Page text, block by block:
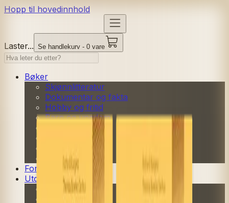
Hopp til hovedinnhold
Laster... Se handlekurv - 0 vare
Bøker
Skjønnlitteratur
Dokumentar og fakta
Hobby og fritid
Barn og ungdom
Serieromaner
Skolebøker
Forfattere
Utdanning
Barnehage